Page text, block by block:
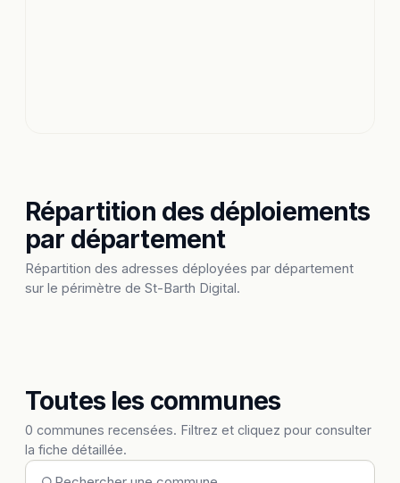
Répartition des déploiements
par département
Répartition des adresses déployées par département
sur le périmètre de St-Barth Digital.
Toutes les communes
0 communes recensées. Filtrez et cliquez pour consulter
la fiche détaillée.